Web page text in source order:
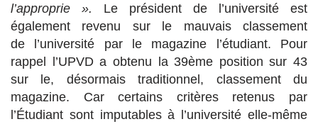
l’approprie ». Le président de l’université est
également revenu sur le mauvais
classement
de l’université par le magazine l’étudiant. Pour
rappel l’UPVD a obtenu la 39ème position sur 43
sur le, désormais traditionnel, classement du
magazine. Car certains critères retenus par
l’Étudiant sont imputables à l’université elle-même